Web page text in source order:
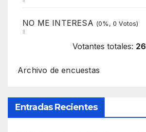
NO ME INTERESA (0%, 0 Votos)
Votantes totales: 26
Archivo de encuestas
Entradas Recientes